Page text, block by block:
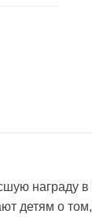
награду в
детям о